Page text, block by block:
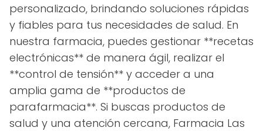
personalizado, brindando soluciones rápidas
y fiables para tus necesidades de salud. En
nuestra farmacia, puedes gestionar **recetas
electrónicas** de manera ágil, realizar el
**control de tensión** y acceder a una
amplia gama de **productos de
parafarmacia**. Si buscas productos de
salud y una atención cercana, Farmacia Las